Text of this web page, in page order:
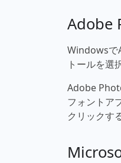
Adobe
Windowsで
トールを選
Adobe
フォントア
クリックす